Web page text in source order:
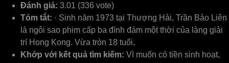
Đánh giá: 3.01 (336 vote)
Tóm tắt: · Sinh năm 1973 tại Thượng Hải, Trần Bảo Liên
là ngôi sao phim cấp ba đình đám một thời của làng giải
trí Hong Kong. Vừa tròn 18 tuổi,
Khớp với kết quả tìm kiếm: Vì muốn có tiền sinh hoạt,